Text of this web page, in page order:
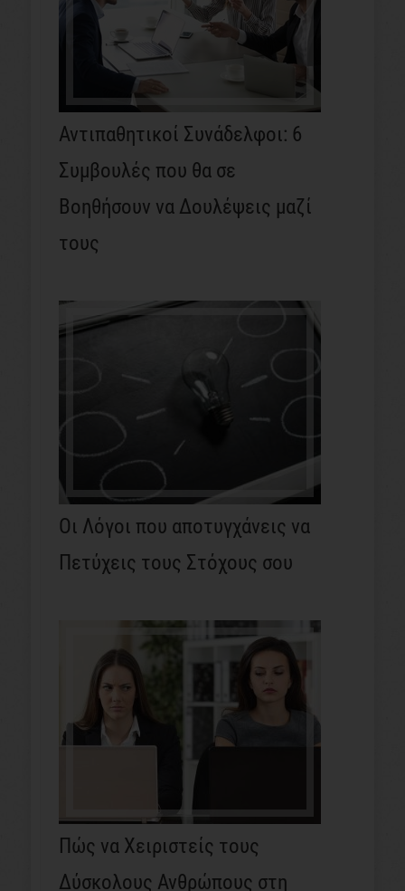
Αντιπαθητικοί Συνάδελφοι: 6
Συμβουλές που θα σε
Βοηθήσουν να Δουλέψεις μαζί
τους
Οι Λόγοι που αποτυγχάνεις να
Πετύχεις τους Στόχους σου
Πώς να Χειριστείς τους
Δύσκολους Ανθρώπους στη